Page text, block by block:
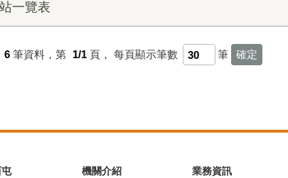
一覽表
6 筆資料，第 1/1 頁， 每頁顯示筆數 筆
機關介紹 業務資訊